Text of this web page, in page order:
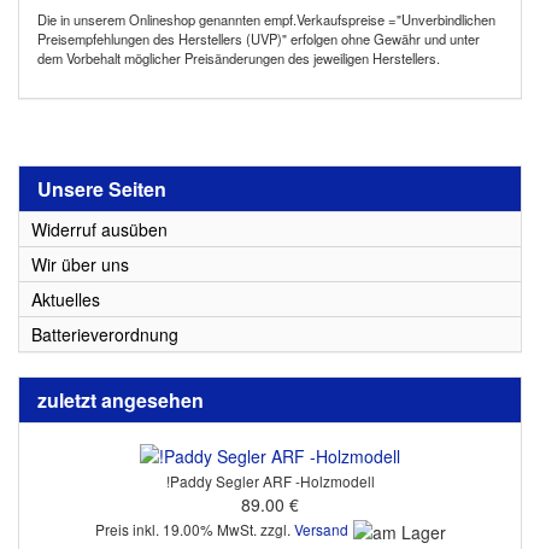
Die in unserem Onlineshop genannten empf.Verkaufspreise ="Unverbindlichen
Preisempfehlungen des Herstellers (UVP)" erfolgen ohne Gewähr und unter
dem Vorbehalt möglicher Preisänderungen des jeweiligen Herstellers.
Unsere Seiten
Widerruf ausüben
Wir über uns
Aktuelles
Batterieverordnung
zuletzt angesehen
!Paddy Segler ARF -Holzmodell
89.00 €
Preis inkl. 19.00% MwSt. zzgl.Versand